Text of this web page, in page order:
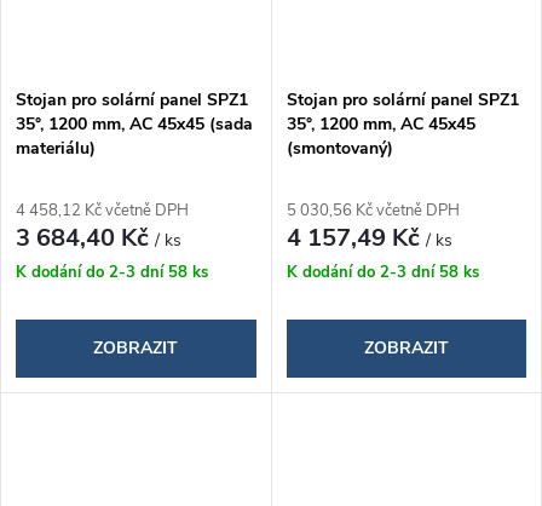
Stojan pro solární panel SPZ1
35°, 1200 mm, AC 45x45 (sada
materiálu)
4 458,12 Kč včetně DPH
3 684,40 Kč/ ks
K dodání do 2-3 dní 58 ks
ZOBRAZIT
Stojan pro solární panel SPZ1
35°, 1200 mm, AC 45x45
(smontovaný)
5 030,56 Kč včetně DPH
4 157,49 Kč/ ks
K dodání do 2-3 dní 58 ks
ZOBRAZIT